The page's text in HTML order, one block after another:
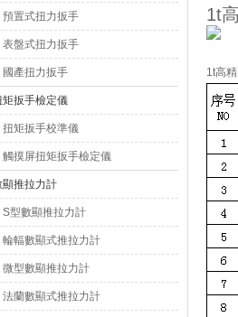
預置式扭力扳手
表盤式扭力扳手
國產扭力扳手
矩扳手檢定儀
扭矩扳手校準儀
觸摸屏扭矩扳手檢定儀
顯推拉力計
S型數顯推拉力計
輪輻數顯式推拉力計
微型數顯推拉力計
法蘭數顯式推拉力計
1t
1t高